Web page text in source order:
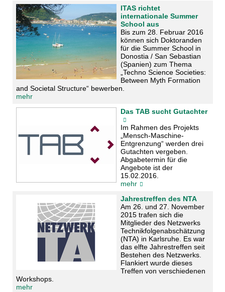
ITAS richtet
internationale Summer
School aus
Bis zum 28. Februar 2016
können sich Doktoranden
für die Summer School in
Donostia / San Sebastian
(Spanien) zum Thema
„Techno Science Societies:
Between Myth Formation
and Societal Structure“ bewerben.
mehr
Das TAB sucht Gutachter
Im Rahmen des Projekts
„Mensch-Maschine-
Entgrenzung“ werden drei
Gutachten vergeben.
Abgabetermin für die
Angebote ist der
15.02.2016.
mehr
Jahrestreffen des NTA
Am 26. und 27. November
2015 trafen sich die
Mitglieder des Netzwerks
Technikfolgenabschätzung
(NTA) in Karlsruhe. Es war
das elfte Jahrestreffen seit
Bestehen des Netzwerks.
Flankiert wurde dieses
Treffen von verschiedenen
Workshops.
mehr